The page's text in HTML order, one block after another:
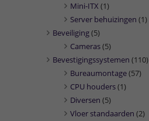
Mini-ITX (1)
Server behuizingen (1)
Beveiliging(5)
Cameras(5)
Bevestigingssystemen (110)
Bureaumontage(57)
CPU houders(1)
Diversen (5)
Vloer standaarden (2)